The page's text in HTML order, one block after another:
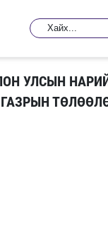
УЛСЫН